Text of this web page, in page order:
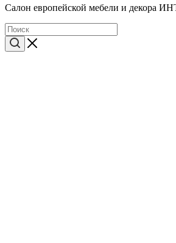
Cалон европейской мебели и декора